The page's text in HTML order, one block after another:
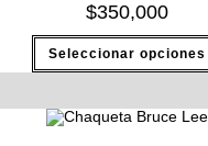
$350,000
Seleccionar opciones